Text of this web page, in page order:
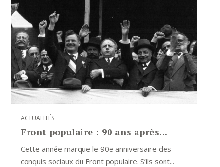
ACTUALITÉS
Front populaire : 90 ans après…
Cette année marque le 90e anniversaire des
conquis sociaux du Front populaire. S’ils sont...